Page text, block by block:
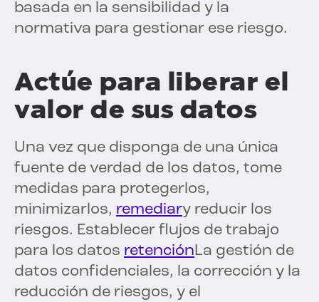
basada en la sensibilidad y la
normativa para gestionar ese riesgo.
Actúe para liberar el
valor de sus datos
Una vez que disponga de una única
fuente de verdad de los datos, tome
medidas para protegerlos,
minimizarlos, remediary reducir los
riesgos. Establecer flujos de trabajo
para los datos retenciónLa gestión de
datos confidenciales, la corrección y la
reducción de riesgos, y el